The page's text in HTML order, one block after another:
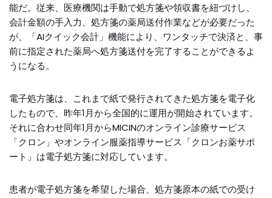
能だ。従来、医療機関は手動で処方箋や領収書を紐づけし、
会計金額の手入力、処方箋の薬局送付作業などが必要だった
が、「AIクイック会計」機能により、ワンタッチで決済と、事
前に指定された薬局へ処方箋送付を完了することができるよ
うになる。
電子処方箋は、これまで紙で発行されてきた処方箋を電子化
したもので、昨年1月から全国的に運用が開始されています。
それに合わせ同年1月からMICINのオンライン診療サービス
「クロン」やオンライン服薬指導サービス「クロンお薬サポ
ート」は電子処方箋に対応しています。
患者が電子処方箋を希望した場合、処方箋原本の紙での受け